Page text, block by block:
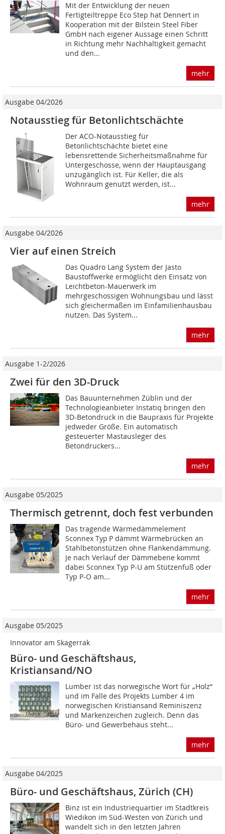
Mit der Entwicklung der neuen
Fertigteiltreppe Eco Step hat Dennert in
Kooperation mit der Bilstein Steel Fiber
GmbH nach eigener Aussage einen Schritt
in Richtung mehr Nachhaltigkeit gemacht
und den...
mehr
Ausgabe 04/2026
Notausstieg für Betonlichtschächte
Der ACO-Notausstieg für
Betonlichtschächte bietet eine
lebensrettende Sicherheitsmaßnahme für
Untergeschosse, wenn der Hauptausgang
unzugänglich ist. Für Keller, die als
Wohnraum genutzt werden, ist...
mehr
Ausgabe 04/2026
Vier auf einen Streich
Das Quadro Lang System der Jasto
Baustoffwerke ermöglicht den Einsatz von
Leichtbeton-Mauerwerk im
mehrgeschossigen Wohnungsbau und lässt
sich gleichermaßen im Einfamilienhausbau
nutzen. Das System...
mehr
Ausgabe 1-2/2026
Zwei für den 3D-Druck
Das Bauunternehmen Züblin und der
Technologieanbieter Instatiq bringen den
3D-Betondruck in die Baupraxis für Projekte
jedweder Größe. Ein automatisch
gesteuerter Mastausleger des
Betondruckers...
mehr
Ausgabe 05/2025
Thermisch getrennt, doch fest verbunden
Das tragende Wärmedämmelement
Sconnex Typ P dämmt Wärmebrücken an
Stahlbetonstützen ohne Flankendämmung.
Je nach Verlauf der Dämmebene kommt
dabei Sconnex Typ P-U am Stützenfuß oder
Typ P-O am...
mehr
Ausgabe 05/2025
Innovator am Skagerrak
Büro- und Geschäftshaus,
Kristiansand/NO
Lumber ist das norwegische Wort für „Holz“
und im Falle des Projekts Lumber 4 im
norwegischen Kristiansand Reminiszenz
und Markenzeichen zugleich. Denn das
Büro- und Gewerbehaus steht...
mehr
Ausgabe 04/2025
Büro- und Geschäftshaus, Zürich (CH)
Binz ist ein Industriequartier im Stadtkreis
Wiedikon im Süd-Westen von Zürich und
wandelt sich in den letzten Jahren